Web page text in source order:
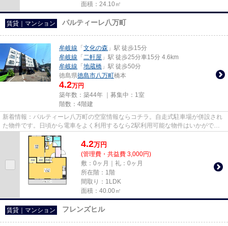
面積：24.10㎡
賃貸｜マンション パルティーレ八万町
牟岐線 「 文化の森 」駅 徒歩15分
牟岐線 「 二軒屋 」駅 徒歩25分車15分 4.6km
牟岐線 「 地蔵橋 」駅 徒歩50分
徳島県徳島市八万町橋本
4.2万円
築年数：築44年 ｜募集中： 1室
階数：4階建
新着情報：パルティーレ八万町の空室情報ならコチラ。自走式駐車場が併設され
た物件です。日頃から電車をよく利用するなら2駅利用可能な物件はいかがでし
ょうか。駅まで徒歩15分の物件...
4.2万円
(管理費・共益費 3,000円)
敷：0ヶ月｜礼：0ヶ月
所在階：1階
間取り：1LDK
面積：40.00㎡
賃貸｜マンション フレンズヒル